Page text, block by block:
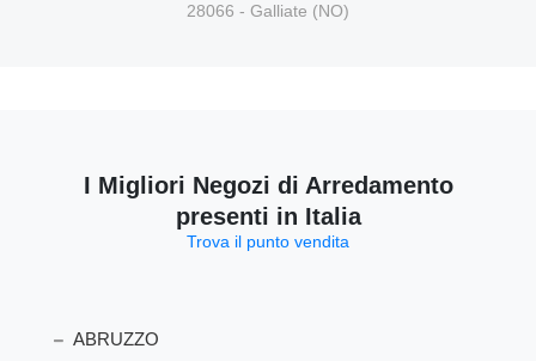
28066 - Galliate (NO)
I Migliori Negozi di Arredamento
presenti in Italia
Trova il punto vendita
ABRUZZO